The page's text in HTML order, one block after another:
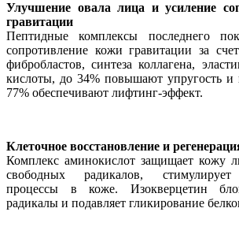
Улучшение овала лица и усиление
гравитации
Пептидные комплексы последнего
сопротивление кожи гравитации за
фибробластов, синтеза коллагена,
кислоты, до 34% повышают упругость и
77% обеспечивают лифтинг-эффект.
Клеточное восстановление и
Комплекс аминокислот защищает кожу
свободных радикалов, стимулирует
процессы в коже. Изокверцетин
радикалы и подавляет гликирование